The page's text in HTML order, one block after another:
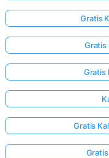
Gratis
Gratis
Gratis
Gratis